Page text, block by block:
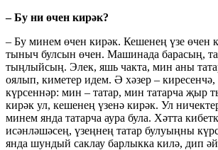
– Бу ни өчен кирәк?
– Бу минем өчен кирәк. Кешенең үзе өчен
тыныч булсын өчен. Машинада барасың,
тыңлыйсың. Элек, яшь чакта, мин аны
оялып, киметер идем. Ә хәзер –
күрсеннәр: мин – татар, мин татарча җыр
кирәк ул, кешенең үзенә кирәк. Ул
минем янда татарча аура була. Хәтта
исәнләшәсең, үзеңнең татар булуыңны
янда шундый саклау барлыкка килә, дип